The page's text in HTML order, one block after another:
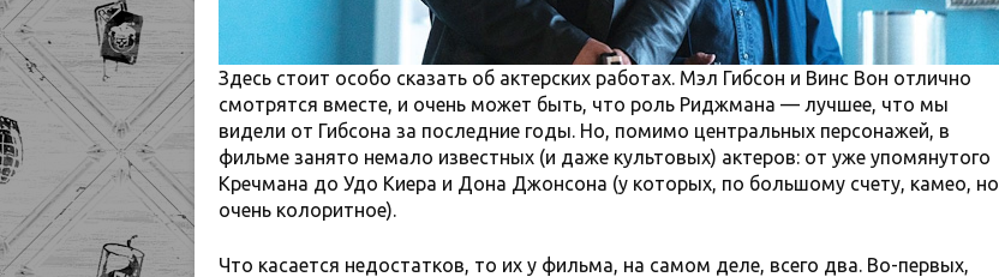
Здесь стоит особо сказать об актерских работах. Мэл Гибсон и Винс Вон отлично
смотрятся вместе, и очень может быть, что роль Риджмана — лучшее, что мы
видели от Гибсона за последние годы. Но, помимо центральных персонажей, в
фильме занято немало известных (и даже культовых) актеров: от уже упомянутого
Кречмана до Удо Киера и Дона Джонсона (у которых, по большому счету, камео, но
очень колоритное).
Что касается недостатков, то их у фильма, на самом деле, всего два. Во-первых,